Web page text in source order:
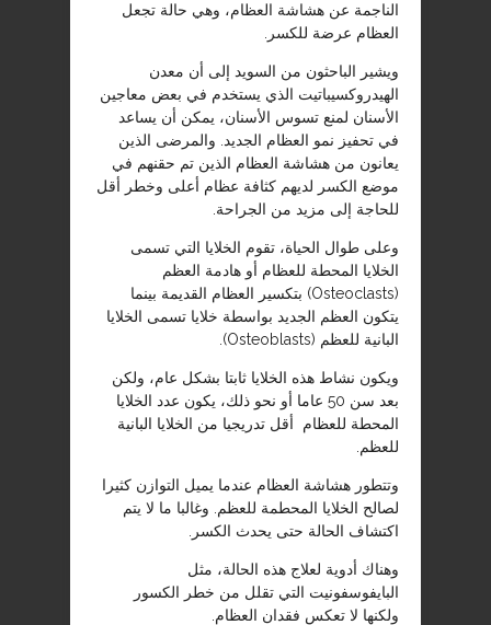
الناجمة عن هشاشة العظام، وهي حالة تجعل
العظام عرضة للكسر.
ويشير الباحثون من السويد إلى أن معدن
الهيدروكسيباتيت الذي يستخدم في بعض معاجين
الأسنان لمنع تسوس الأسنان، يمكن أن يساعد
في تحفيز نمو العظام الجديد. والمرضى الذين
يعانون من هشاشة العظام الذين تم حقنهم في
موضع الكسر لديهم كثافة عظام أعلى وخطر أقل
للحاجة إلى مزيد من الجراحة.
وعلى طوال الحياة، تقوم الخلايا التي تسمى
الخلايا المحطة للعظام أو هادمة العظم
(Osteoclasts) بتكسير العظام القديمة بينما
يتكون العظم الجديد بواسطة خلايا تسمى الخلايا
البانية للعظم (Osteoblasts).
ويكون نشاط هذه الخلايا ثابتا بشكل عام، ولكن
بعد سن 50 عاما أو نحو ذلك، يكون عدد الخلايا
المحطة للعظام أقل تدريجيا من الخلايا البانية
للعظم.
وتتطور هشاشة العظام عندما يميل التوازن كثيرا
لصالح الخلايا المحطمة للعظم. وغالبا ما لا يتم
اكتشاف الحالة حتى يحدث الكسر.
وهناك أدوية لعلاج هذه الحالة، مثل
البايفوسفونيت التي تقلل من خطر الكسور
ولكنها لا تعكس فقدان العظام.